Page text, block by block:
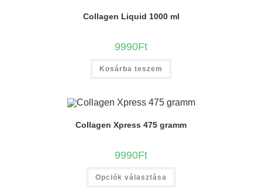
Collagen Liquid 1000 ml
9990Ft
Kosárba teszem
Collagen Xpress 475 gramm
9990Ft
Opciók választása